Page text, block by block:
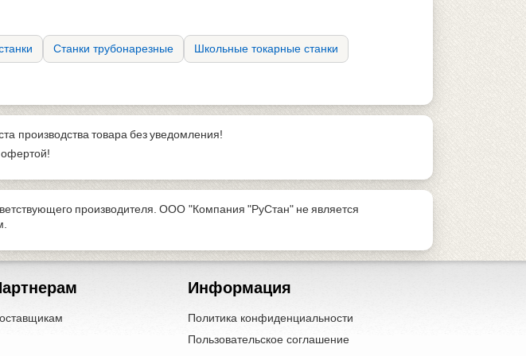
Станки трубонарезные Школьные токарные станки
производства товара без уведомления!
производителя. ООО "Компания "РуСтан" не является
Информация
Политика конфиденциальности
Пользовательское соглашение